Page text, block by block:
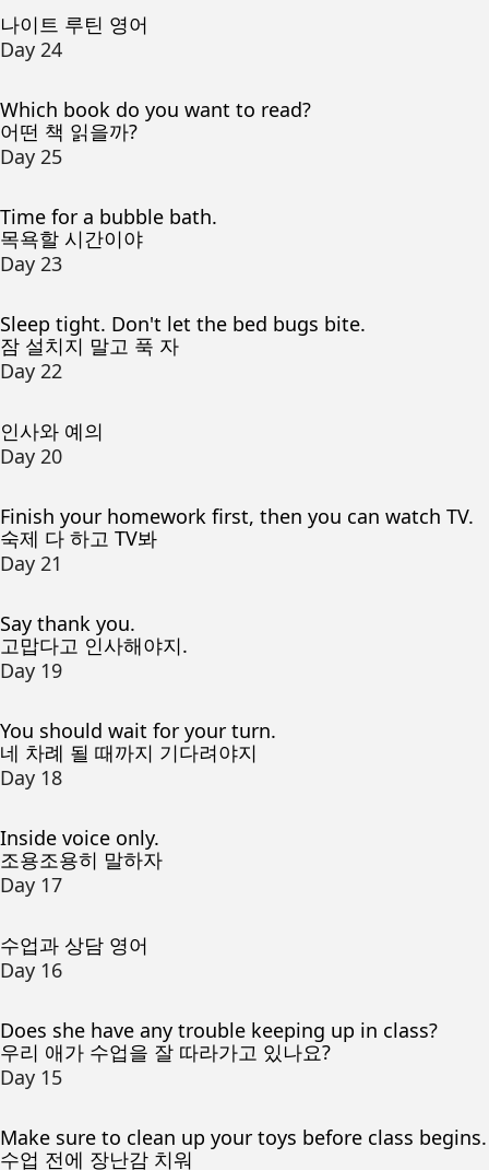
나이트 루틴 영어
Day 24
Which book do you want to read?
어떤 책 읽을까?
Day 25
Time for a bubble bath.
목욕할 시간이야
Day 23
Sleep tight. Don't let the bed bugs bite.
잠 설치지 말고 푹 자
Day 22
인사와 예의
Day 20
Finish your homework first, then you can watch TV.
숙제 다 하고 TV봐
Day 21
Say thank you.
고맙다고 인사해야지.
Day 19
You should wait for your turn.
네 차례 될 때까지 기다려야지
Day 18
Inside voice only.
조용조용히 말하자
Day 17
수업과 상담 영어
Day 16
Does she have any trouble keeping up in class?
우리 애가 수업을 잘 따라가고 있나요?
Day 15
Make sure to clean up your toys before class begins.
수업 전에 장난감 치워